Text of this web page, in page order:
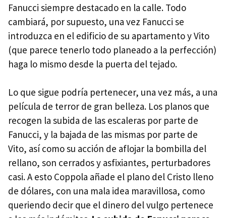
Fanucci siempre destacado en la calle. Todo
cambiará, por supuesto, una vez Fanucci se
introduzca en el edificio de su apartamento y Vito
(que parece tenerlo todo planeado a la perfección)
haga lo mismo desde la puerta del tejado.
Lo que sigue podría pertenecer, una vez más, a una
película de terror de gran belleza. Los planos que
recogen la subida de las escaleras por parte de
Fanucci, y la bajada de las mismas por parte de
Vito, así como su acción de aflojar la bombilla del
rellano, son cerrados y asfixiantes, perturbadores
casi. A esto Coppola añade el plano del Cristo lleno
de dólares, con una mala idea maravillosa, como
queriendo decir que el dinero del vulgo pertenece